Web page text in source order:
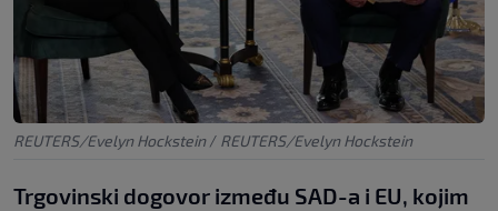
REUTERS/Evelyn Hockstein / REUTERS/Evelyn Hockstein
Trgovinski dogovor između SAD-a i EU, kojim